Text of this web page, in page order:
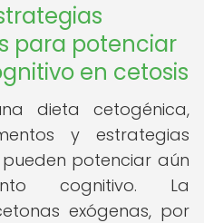
para potenciar
en cetosis
dieta cetogénica,
y estrategias
potenciar aún
cognitivo. La
exógenas, por